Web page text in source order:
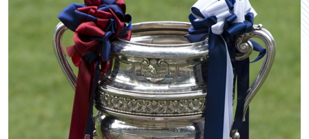
BUSINESS
RESTAURATION
CLUB